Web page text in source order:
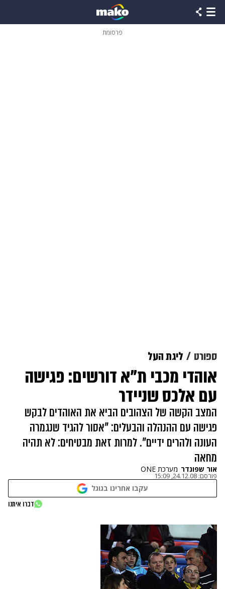
פרסומת
ספורט ליגת העל
אוהדי מכבי ת"א דורשים: פגישה
עם אלכס שניידר
המצב הקשה של הצהובים הביא את האוהדים לבקש
פגישה עם ההנהלה והבעלים: "אסור להגיד שנגמרה
העונה ולהרים ידיים". למרות זאת מבטיחים: לא תהיה
מחאה
אור שפונדר מערכת ONE
פורסם: 24.12.08, 15:09
עקבו אחרינו בגוגל
דברו איתנו